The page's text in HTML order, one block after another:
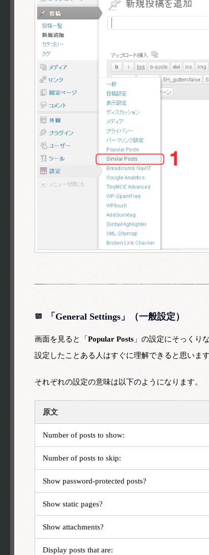
「General Settings」（一般設定）
画面を見ると「 Popular Posts 」の設定にそっくり
設定したことある人はすぐに理解できると思います
それぞれの設定の意味は以下のようになります。
原文
Number of posts to show:
Number of posts to skip:
Show password-protected posts?
Show static pages?
Show attachments?
Display posts that are: